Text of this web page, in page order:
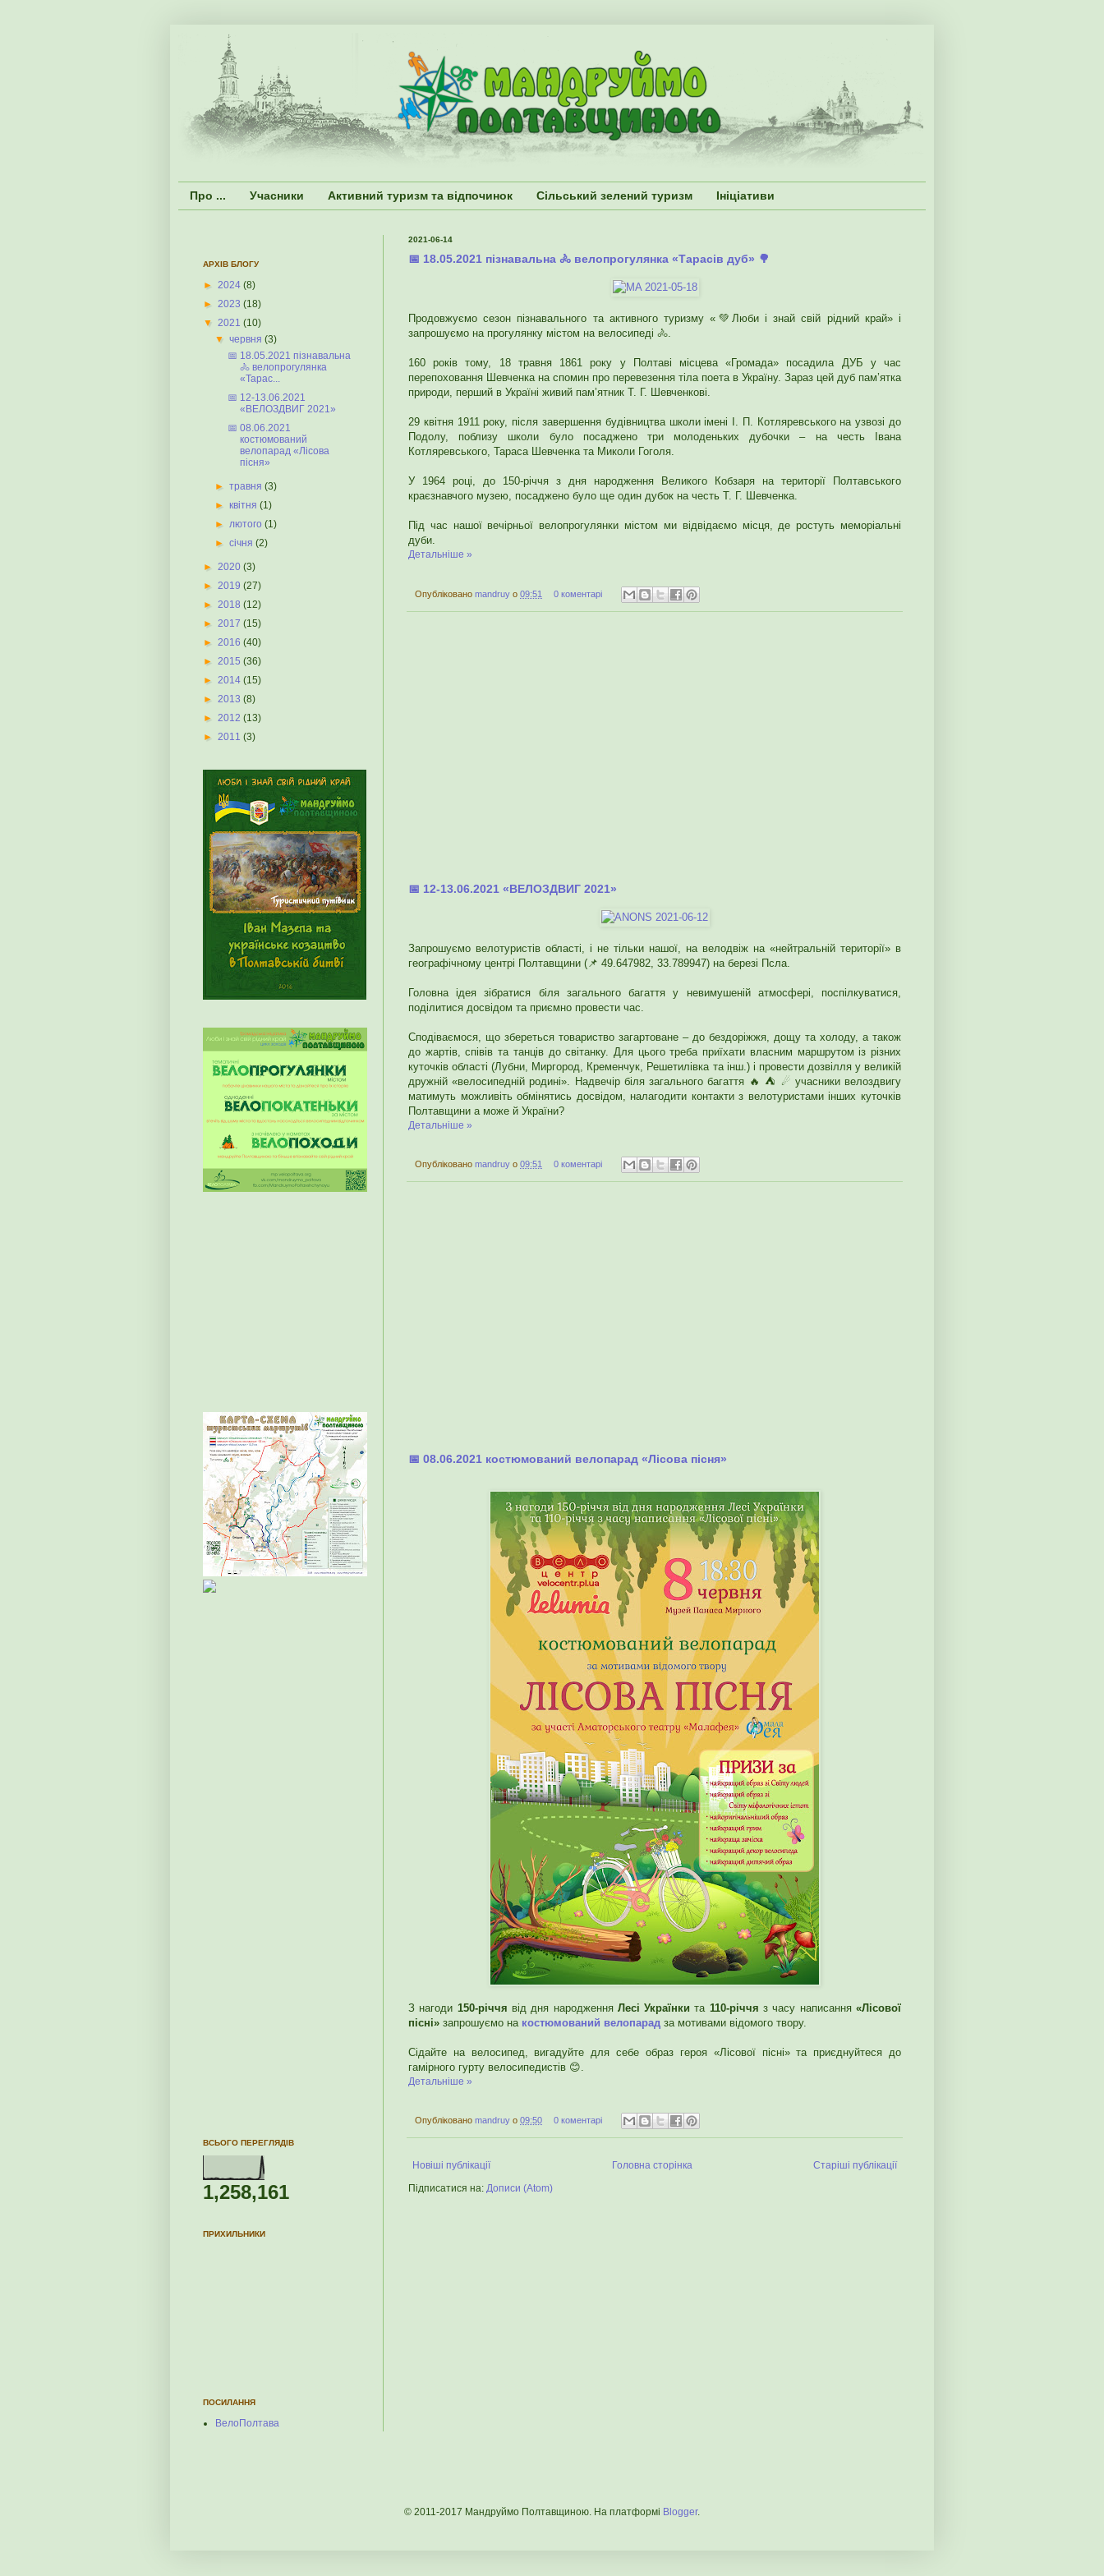
Про ... Учасники Активний туризм та відпочинок Сільський зелений туризм Ініціативи
2021-06-14
📅 18.05.2021 пізнавальна 🚴 велопрогулянка «Тарасів дуб» 🌳
Продовжуємо сезон пізнавального та активного туризму «💚Люби і знай свій рідний край» і
запрошуємо на прогулянку містом на велосипеді 🚴.
160 років тому, 18 травня 1861 року у Полтаві місцева «Громада» посадила ДУБ у час
перепоховання Шевченка на спомин про перевезення тіла поета в Україну. Зараз цей дуб пам’ятка
природи, перший в Україні живий пам’ятник Т. Г. Шевченкові.
29 квітня 1911 року, після завершення будівництва школи імені І. П. Котляревського на узвозі до
Подолу, поблизу школи було посаджено три молоденьких дубочки – на честь Івана
Котляревського, Тараса Шевченка та Миколи Гоголя.
У 1964 році, до 150-річчя з дня народження Великого Кобзаря на території Полтавського
краєзнавчого музею, посаджено було ще один дубок на честь Т. Г. Шевченка.
Під час нашої вечірньої велопрогулянки містом ми відвідаємо місця, де ростуть меморіальні
дуби.
Детальніше »
Опубліковано mandruy о 09:51 0 коментарі
📅 12-13.06.2021 «ВЕЛОЗДВИГ 2021»
Запрошуємо велотуристів області, і не тільки нашої, на велодвіж на «нейтральній території» в
географічному центрі Полтавщини (📌 49.647982, 33.789947) на березі Псла.
Головна ідея зібратися біля загального багаття у невимушеній атмосфері, поспілкуватися,
поділитися досвідом та приємно провести час.
Сподіваємося, що збереться товариство загартоване – до бездоріжжя, дощу та холоду, а також
до жартів, співів та танців до світанку. Для цього треба приїхати власним маршрутом із різних
куточків області (Лубни, Миргород, Кременчук, Решетилівка та інш.) і провести дозвілля у великій
дружній «велосипедній родині». Надвечір біля загального багаття 🔥 ⛺ ☄ учасники велоздвигу
матимуть можливіть обмінятись досвідом, налагодити контакти з велотуристами інших куточків
Полтавщини а може й України?
Детальніше »
Опубліковано mandruy о 09:51 0 коментарі
📅 08.06.2021 костюмований велопарад «Лісова пісня»
З нагоди 150-річчя від дня народження Лесі Українки та 110-річчя з часу написання«Лісової
пісні» запрошуємо на костюмований велопарад за мотивами відомого твору.
Сідайте на велосипед, вигадуйте для себе образ героя «Лісової пісні» та приєднуйтеся до
гамірного гурту велосипедистів 😊.
Детальніше »
Опубліковано mandruy о 09:50 0 коментарі
Новіші публікації Старіші публікації
Головна сторінка
Підписатися на: Дописи (Atom)
АРХІВ БЛОГУ
► 2024 (8)
► 2023 (18)
▼ 2021 (10)
▼червня(3)
📅 18.05.2021 пізнавальна
🚴 велопрогулянка
«Тарас...
📅 12-13.06.2021
«ВЕЛОЗДВИГ 2021»
📅 08.06.2021
костюмований
велопарад «Лісова
пісня»
►травня(3)
►квітня(1)
► лютого(1)
►січня(2)
► 2020 (3)
► 2019 (27)
► 2018 (12)
► 2017 (15)
► 2016 (40)
► 2015 (36)
► 2014 (15)
► 2013 (8)
► 2012 (13)
► 2011 (3)
ВСЬОГО ПЕРЕГЛЯДІВ
1,258,161
ПРИХИЛЬНИКИ
ПОСИЛАННЯ
ВелоПолтава
© 2011-2017 Мандруймо Полтавщиною. На платформі Blogger.